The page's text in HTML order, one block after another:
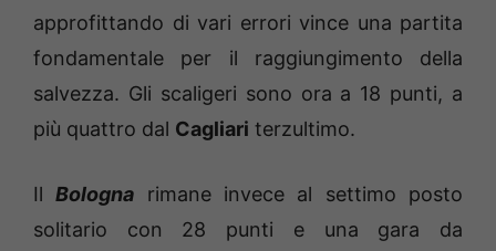
approfittando di vari errori vince una partita
fondamentale per il raggiungimento della
salvezza. Gli scaligeri sono ora a 18 punti, a
più quattro dal Cagliari terzultimo.
IlBologna rimane invece al settimo posto
solitario con 28 punti e una gara da